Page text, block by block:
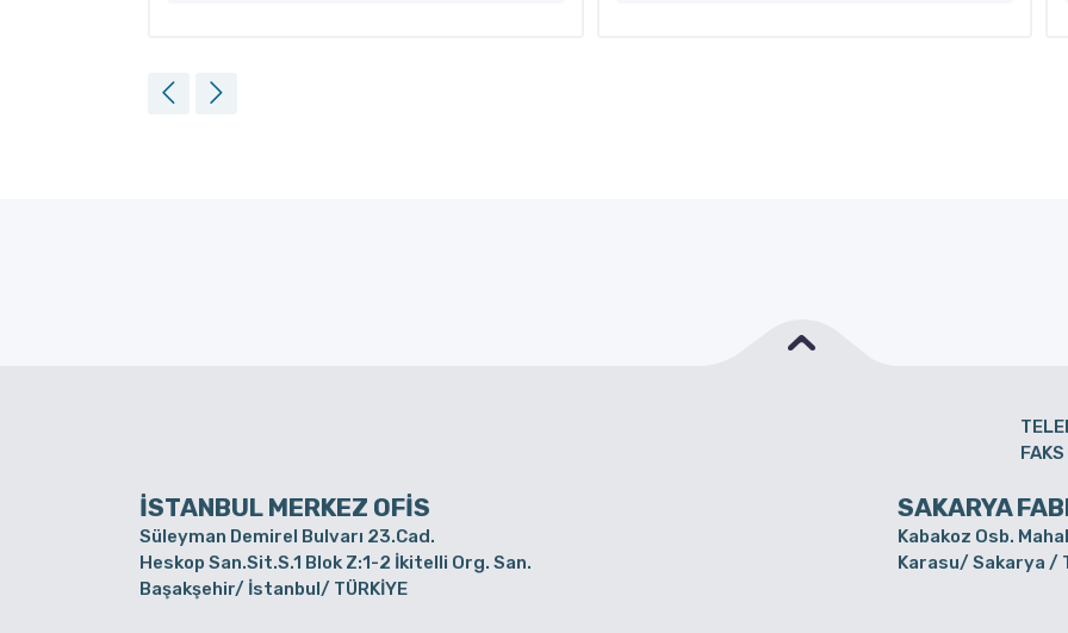
İSTANBUL MERKEZ OFİS SAKARYA
Süleyman Demirel Bulvarı 23.Cad.
Heskop San.Sit.S.1 Blok Z:1-2 İkitelli Org. San.
Başakşehir/ İstanbul/ TÜRKİYE
Kabakoz Osb.
Karasu/ Sakarya /
FAKS